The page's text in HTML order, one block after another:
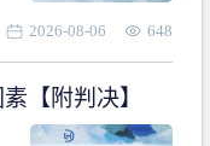
2026-08-06 648
【附判决】